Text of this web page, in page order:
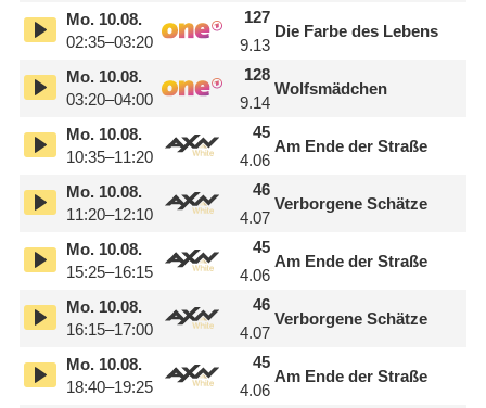
Mo.10.08.
02:35–03:20
127
9.13
Die Farbe des Lebens
Mo.10.08.
03:20–04:00
128
9.14
Wolfsmädchen
Mo.10.08.
10:35–11:20
45
4.06
Am Ende der Straße
Mo.10.08.
11:20–12:10
46
4.07
Verborgene Schätze
Mo.10.08.
15:25–16:15
45
4.06
Am Ende der Straße
Mo.10.08.
16:15–17:00
46
4.07
Verborgene Schätze
Mo.10.08.
18:40–19:25
45
4.06
Am Ende der Straße